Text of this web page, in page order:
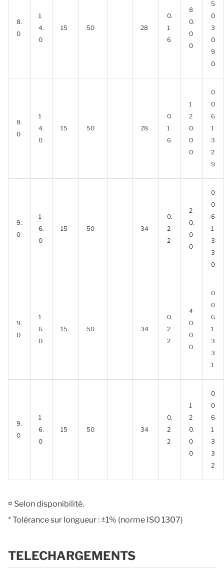
8.
0
1
4.
0
15 50 28
0.
1
6
8
0.
0
0
5
0
3
0
9
0
8.
0
1
4.
0
15 50 28
0.
1
6
1
2
0.
0
0
0
0
6
1
3
2
9
9.
0
1
6.
0
15 50 34
0.
2
2
2
0.
0
0
0
0
6
1
3
3
0
9.
0
1
6.
0
15 50 34
0.
2
2
4
0.
0
0
0
0
6
1
3
3
1
9.
0
1
6.
0
15 50 34
0.
2
2
1
2
0.
0
0
0
0
6
1
3
3
2
¤ Selon disponibilité.
* Tolérance sur longueur : ±1% (norme ISO 1307)
TELECHARGEMENTS